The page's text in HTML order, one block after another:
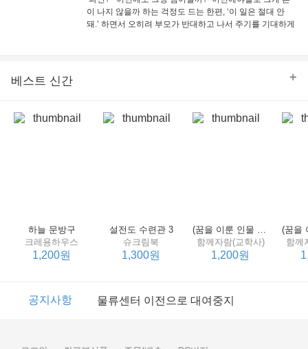
이 나지 않을까 하는 걱정도 드는 한편, ‘이 일은 절대 안
돼.’ 하면서 오히려 부모가 반대하고 나서 주기를 기대하게
베스트 신간 +
하늘 문방구
크레용하우스
1,200원
설전도 수련관 3
슈크림북
1,300원
(꿈을 이룬 인물 탐구 2) 제인 구달
함께자람(교학사)
1,200원
함께
이벤트 2017년 리브피아 여름방학 참고서 이벤트
공지사항 물류센터 이전으로 대여중지